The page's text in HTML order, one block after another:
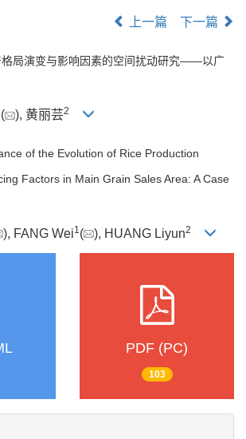
上一篇 下一篇
格局演变与影响因素的空间扰动研究——以广
( ), 黄丽芸2
of the Evolution of Rice Production
Factors in Main Grain Sales Area: A Case
), FANG Wei1 ( ), HUANG Liyun2
PDF (PC)
103